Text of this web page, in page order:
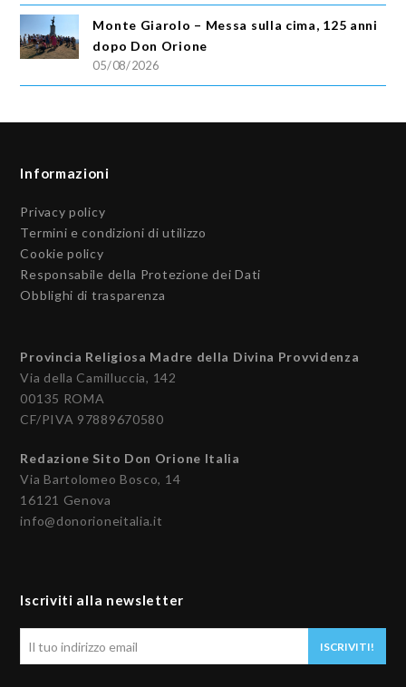
Monte Giarolo – Messa sulla cima, 125 anni
dopo Don Orione
05/08/2026
Informazioni
Privacy policy
Termini e condizioni di utilizzo
Cookie policy
Responsabile della Protezione dei Dati
Obblighi di trasparenza
Provincia Religiosa Madre della Divina Provvidenza
Via della Camilluccia, 142
00135 ROMA
CF/PIVA 97889670580
Redazione Sito Don Orione Italia
Via Bartolomeo Bosco, 14
16121 Genova
info@donorioneitalia.it
Iscriviti alla newsletter
ISCRIVITI!